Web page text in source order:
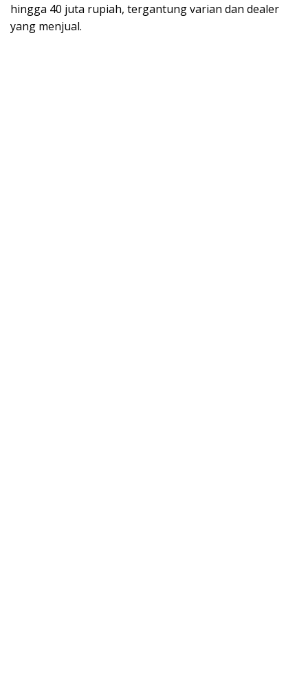
hingga 40 juta rupiah, tergantung varian dan dealer
yang menjual.